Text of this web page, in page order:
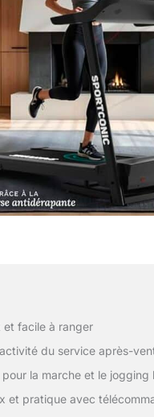
et facile à ranger
du service après-
pour la marche et le jogging
et pratique avec